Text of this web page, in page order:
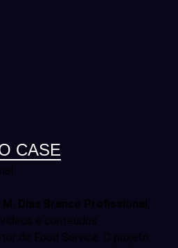
CASE
M. Dias Branco Profissional,
e conteúdos
de Food Service. O projeto